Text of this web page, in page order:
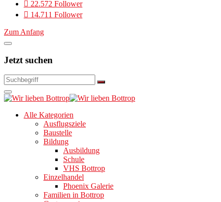
22.572 Follower
14.711 Follower
Zum Anfang
Jetzt suchen
Alle Kategorien
Ausflugsziele
Baustelle
Bildung
Ausbildung
Schule
VHS Bottrop
Einzelhandel
Phoenix Galerie
Familien in Bottrop